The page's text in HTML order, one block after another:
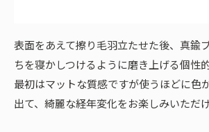
表面をあえて擦り毛羽立たせた後、真鍮
ちを寝かしつけるように磨き上げる個性
最初はマットな質感ですが使うほどに色
出て、綺麗な経年変化をお楽しみいただけ